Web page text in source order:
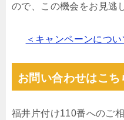
ので、この機会をお見逃
＜キャンペーンにつ
お問い合わせはこち
福井片付け110番へのご